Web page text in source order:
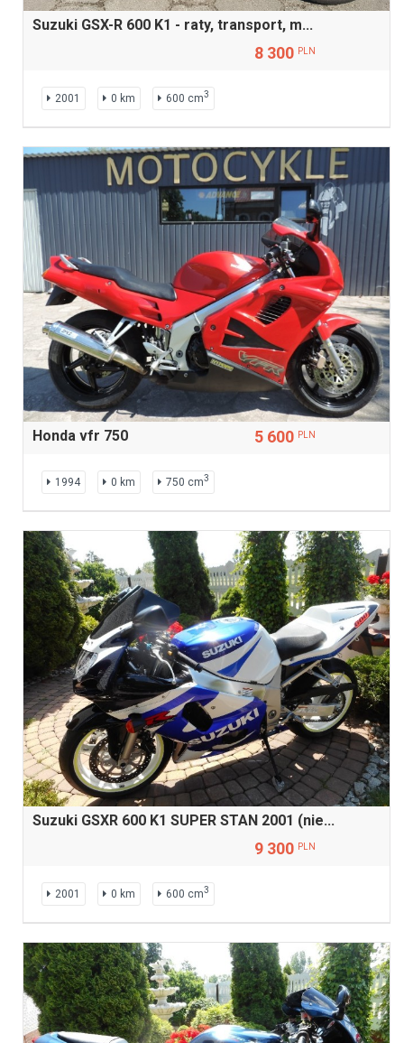
Suzuki GSX-R 600 K1 - raty, transport, m...
8 300 PLN
2001 0 km 600 cm3
Honda vfr 750 5 600 PLN
1994 0 km 750 cm3
Suzuki GSXR 600 K1 SUPER STAN 2001 (nie...
9 300 PLN
2001 0 km 600 cm3